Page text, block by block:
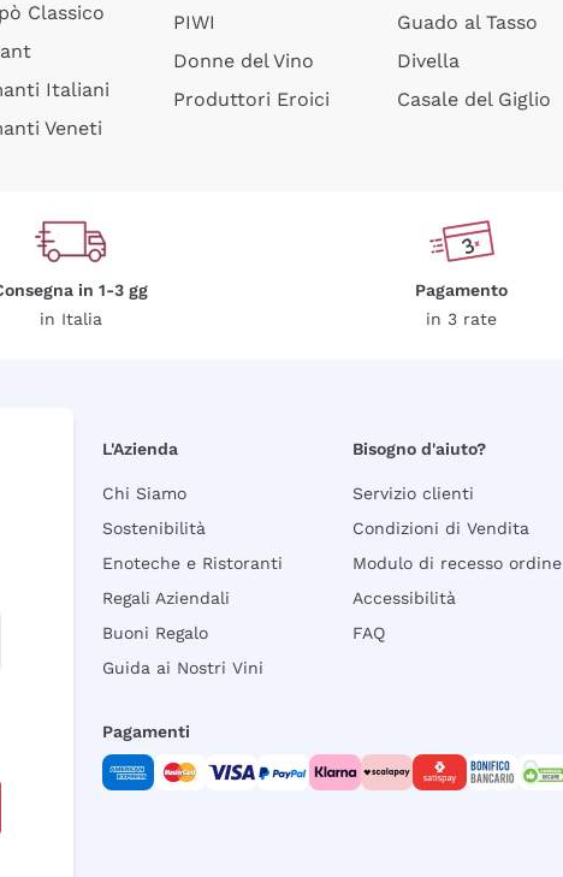
Classico
Italiani
Veneti
PIWI
Donne del Vino
Produttori Eroici
Guado al Tasso
Divella
Casale del Giglio
in 1-3 gg
in Italia
Pagamento
in 3 rate
L'Azienda
Chi Siamo
Sostenibilità
Enoteche e Ristoranti
Regali Aziendali
Buoni Regalo
Guida ai Nostri Vini
Bisogno d'aiuto?
Servizio clienti
Condizioni di Vendita
Modulo di recesso ordine
Accessibilità
FAQ
Pagamenti